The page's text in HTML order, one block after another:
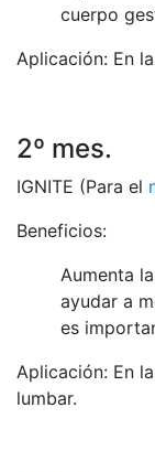
cuerpo
Aplicación: En
2º mes.
IGNITE (Para el
Beneficios:
Aumenta
ayudar a
es
Aplicación: En
lumbar.